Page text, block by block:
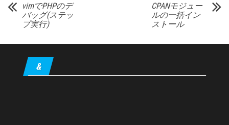
vimでPHPのデ
バッグ(ステッ
プ実行)
CPANモジュー
ルの一括イン
ストール
&